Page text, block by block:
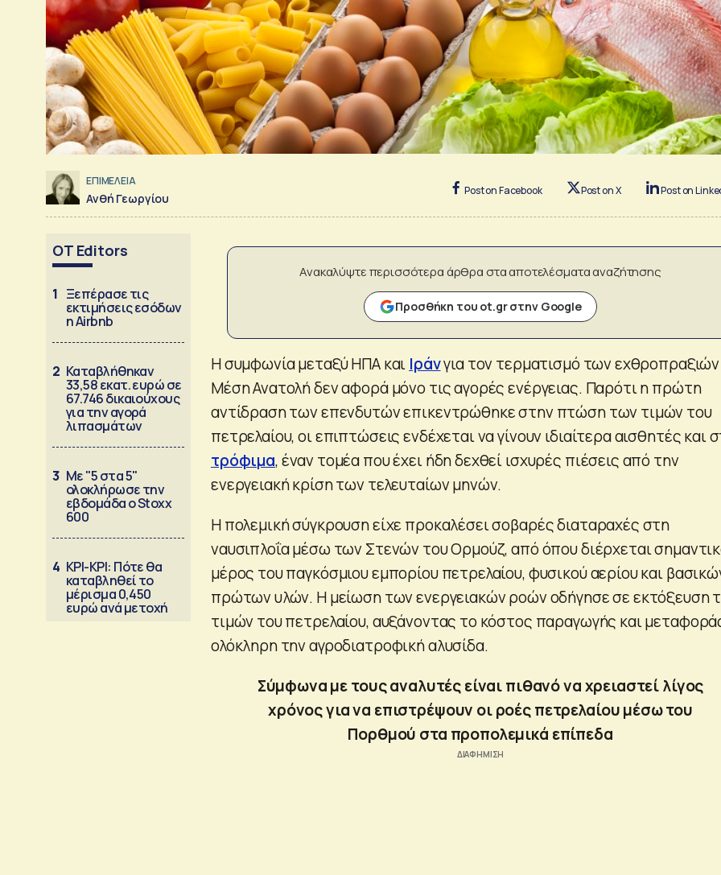
ΕΠΙΜΕΛΕΙΑ
Ανθή Γεωργίου
Post on Facebook Post on X Post on
OT Editors
1 Ξεπέρασε τις
εκτιμήσεις εσόδων
η Airbnb
2 Καταβλήθηκαν
33,58 εκατ. ευρώ σε
67.746 δικαιούχους
για την αγορά
λιπασμάτων
3 Με "5 στα 5"
ολοκλήρωσε την
εβδομάδα ο Stoxx
600
4 ΚΡΙ-ΚΡΙ: Πότε θα
καταβληθεί το
μέρισμα 0,450
ευρώ ανά μετοχή
Ανακαλύψτε περισσότερα άρθρα στα αποτελέσματα αναζήτησης
Προσθήκη του ot.gr στην Google
Η συμφωνία μεταξύ ΗΠΑ και Ιράνγια τον τερματισμό των
Μέση Ανατολή δεν αφορά μόνο τις αγορές ενέργειας. Παρότι η πρώτη
αντίδραση των επενδυτών επικεντρώθηκε στην πτώση των τιμών του
πετρελαίου, οι επιπτώσεις ενδέχεται να γίνουν ιδιαίτερα αισθητές και
τρόφιμα, έναν τομέα που έχει ήδη δεχθεί ισχυρές πιέσεις από την
ενεργειακή κρίση των τελευταίων μηνών.
Η πολεμική σύγκρουση είχε προκαλέσει σοβαρές διαταραχές στη
ναυσιπλοΐα μέσω των Στενών του Ορμούζ, από όπου διέρχεται
μέρος του παγκόσμιου εμπορίου πετρελαίου, φυσικού αερίου και
πρώτων υλών. Η μείωση των ενεργειακών ροών οδήγησε σε εκτόξευση
τιμών του πετρελαίου, αυξάνοντας το κόστος παραγωγής και
ολόκληρη την αγροδιατροφική αλυσίδα.
Σύμφωνα με τους αναλυτές είναι πιθανό να χρειαστεί λίγος
χρόνος για να επιστρέψουν οι ροές πετρελαίου μέσω του
Πορθμού στα προπολεμικά επίπεδα